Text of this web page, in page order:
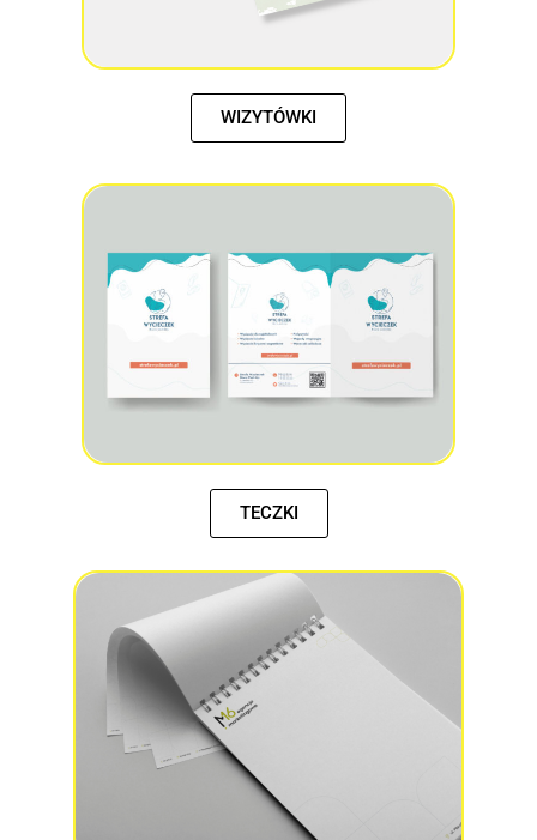
WIZYTÓWKI
TECZKI